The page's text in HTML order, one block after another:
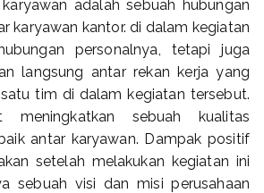
adalah sebuah hubungan
karyawan kantor. di dalam kegiatan
personalnya, tetapi juga
langsung antar rekan kerja yang
tim di dalam kegiatan tersebut.
sebuah kualitas
antar karyawan. Dampak positif
setelah melakukan kegiatan ini
sebuah visi dan misi perusahaan